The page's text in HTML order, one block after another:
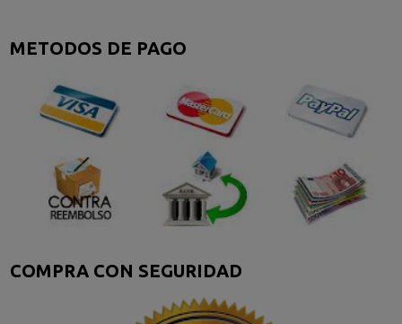
METODOS DE PAGO
COMPRA CON SEGURIDAD